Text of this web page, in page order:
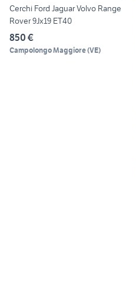
Cerchi Ford Jaguar Volvo Range
Rover 9Jx19 ET40
850 €
Campolongo Maggiore(VE)